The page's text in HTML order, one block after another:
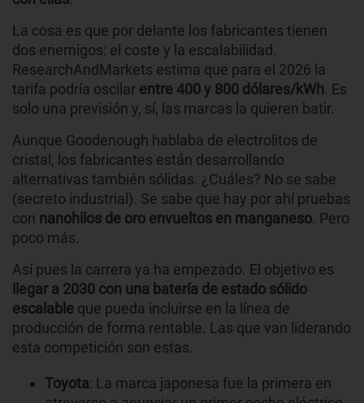
La cosa es que por delante los fabricantes tienen
dos enemigos: el coste y la escalabilidad.
ResearchAndMarkets estima que para el 2026 la
tarifa podría oscilar entre 400 y 800 dólares/kWh. Es
solo una previsión y, sí, las marcas la quieren batir.
Aunque Goodenough hablaba de electrolitos de
cristal, los fabricantes están desarrollando
alternativas también sólidas. ¿Cuáles? No se sabe
(secreto industrial). Se sabe que hay por ahí pruebas
con nanohilos de oro envueltos en manganeso. Pero
poco más.
Así pues la carrera ya ha empezado. El objetivo es
llegar a 2030 con una batería de estado sólido
escalable que pueda incluirse en la línea de
producción de forma rentable. Las que van liderando
esta competición son estas.
Toyota: La marca japonesa fue la primera en